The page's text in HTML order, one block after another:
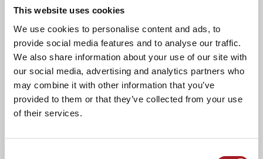
This website uses cookies
We use cookies to personalise content and ads, to
provide social media features and to analyse our traffic.
We also share information about your use of our site with
our social media, advertising and analytics partners who
may combine it with other information that you’ve
provided to them or that they’ve collected from your use
of their services.
MEF MUSEO ENZO FERRARI
Una spettacolare “macchina del tempo” in due spazi:
l’officina dove nacque Enzo, ora Museo dei Motori e
Ferrari da competizione e l’avvenieristico padiglione dove,
tra celebri modelli da strada, i filmati avvolgono i visitatori
raccontando di Enzo e del suo rapporto con Pavarotti.
Link al sito ufficiale: